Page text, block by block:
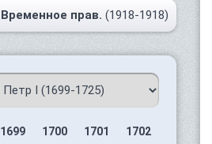
Временное прав. (1918-1918)
1699 1700 1701
1702